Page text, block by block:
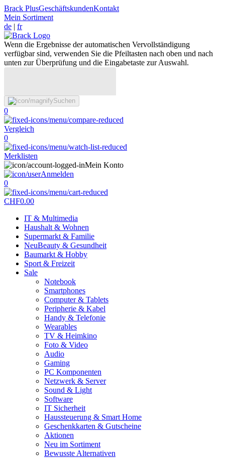
Brack PlusGeschäftskundenKontakt
Mein Sortiment
de | fr
Wenn die Ergebnisse der automatischen Vervollständigung
verfügbar sind, verwenden Sie die Pfeiltasten nach oben und nach
unten zur Überprüfung und die Eingabetaste zur Auswahl.
Suchen
0
Vergleich
0
Merklisten
Mein Konto
Anmelden
0
CHF0.00
IT & Multimedia
Haushalt & Wohnen
Supermarkt & Familie
NeuBeauty & Gesundheit
Baumarkt & Hobby
Sport & Freizeit
Sale
Notebook
Smartphones
Computer & Tablets
Peripherie & Kabel
Handy & Telefonie
Wearables
TV & Heimkino
Foto & Video
Audio
Gaming
PC Komponenten
Netzwerk & Server
Sound & Light
Software
IT Sicherheit
Haussteuerung & Smart Home
Geschenkkarten & Gutscheine
Aktionen
Neu im Sortiment
Bewusste Alternativen